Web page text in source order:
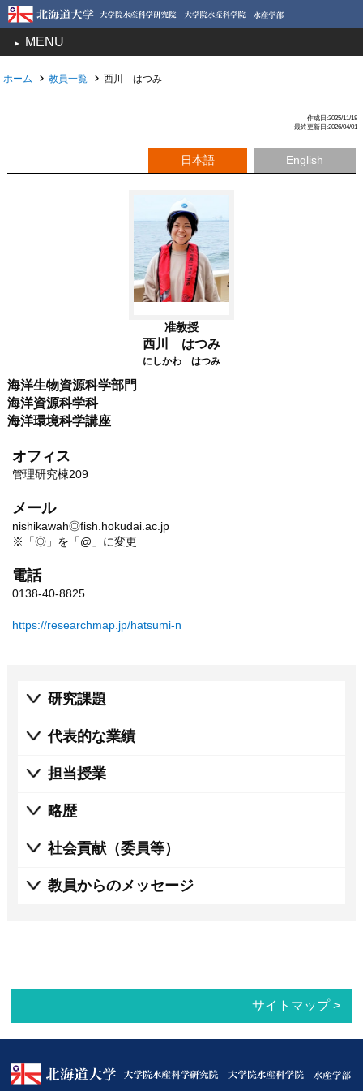
MENU
toggle
ホーム 教員一覧 西川 はつみ
作成日:2025/11/18
最終更新日:2026/04/01
日本語 English
准教授
西川 はつみ
にしかわ はつみ
海洋生物資源科学部門
海洋資源科学科
海洋環境科学講座
オフィス
管理研究棟209
メール
nishikawah◎fish.hokudai.ac.jp
※「◎」を「@」に変更
電話
0138-40-8825
https://researchmap.jp/hatsumi-n
研究課題
代表的な業績
担当授業
略歴
社会貢献（委員等）
教員からのメッセージ
サイトマップ >